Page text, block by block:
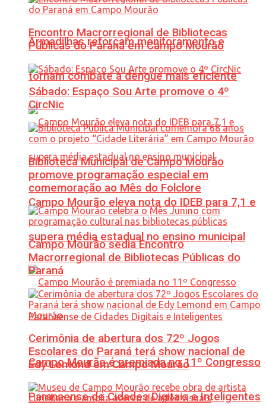
Armadilhas reforçam monitoramento e
tornam combate à dengue mais eficiente
Campo Mourão eleva nota do IDEB para 7,1 e
supera média estadual no ensino municipal
Campo Mourão é premiada no 11º Congresso
Paranaense de Cidades Digitais e Inteligentes
Encontro Macrorregional de Bibliotecas
Públicas do Paraná em Campo Mourão
Sábado: Espaço Sou Arte promove o 4º
CircNic
Biblioteca Municipal de Campo Mourão
promove programação especial em
comemoração ao Mês do Folclore
Campo Mourão sedia Encontro
Macrorregional de Bibliotecas Públicas do
Paraná
Cerimônia de abertura dos 72º Jogos
Escolares do Paraná terá show nacional de
Edy Lemond em Campo Mourão